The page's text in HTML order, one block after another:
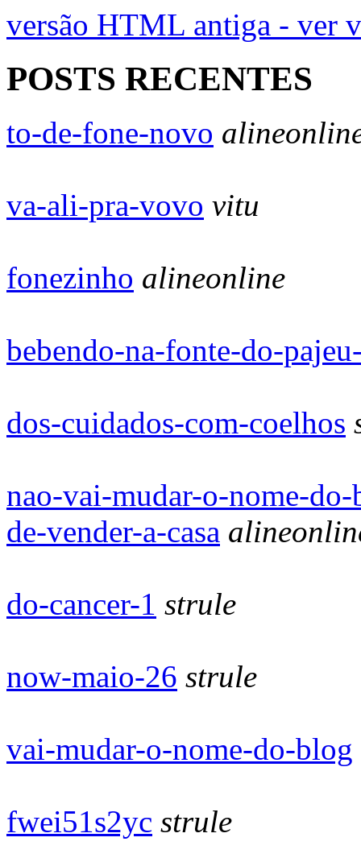
versão HTML antiga - ver
POSTS RECENTES
to-de-fone-novo
va-ali-pra-vovo vitu
fonezinho alineonline
bebendo-na-fonte-do-
dos-cuidados-com-coelhos
nao-vai-mudar-o-nome-
de-vender-a-casa
do-cancer-1 strule
now-maio-26 strule
vai-mudar-o-nome-do-blog
fwei51s2yc strule